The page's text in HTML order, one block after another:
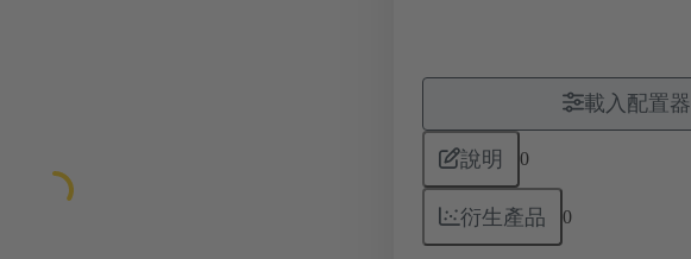
載入配置器
說明 0
衍生產品 0